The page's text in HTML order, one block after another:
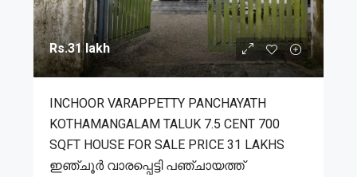
Rs.31 lakh
INCHOOR VARAPPETTY PANCHAYATH
KOTHAMANGALAM TALUK 7.5 CENT 700
SQFT HOUSE FOR SALE PRICE 31 LAKHS
ഇഞ്ചൂർ വാരപ്പെട്ടി പഞ്ചായത്ത്